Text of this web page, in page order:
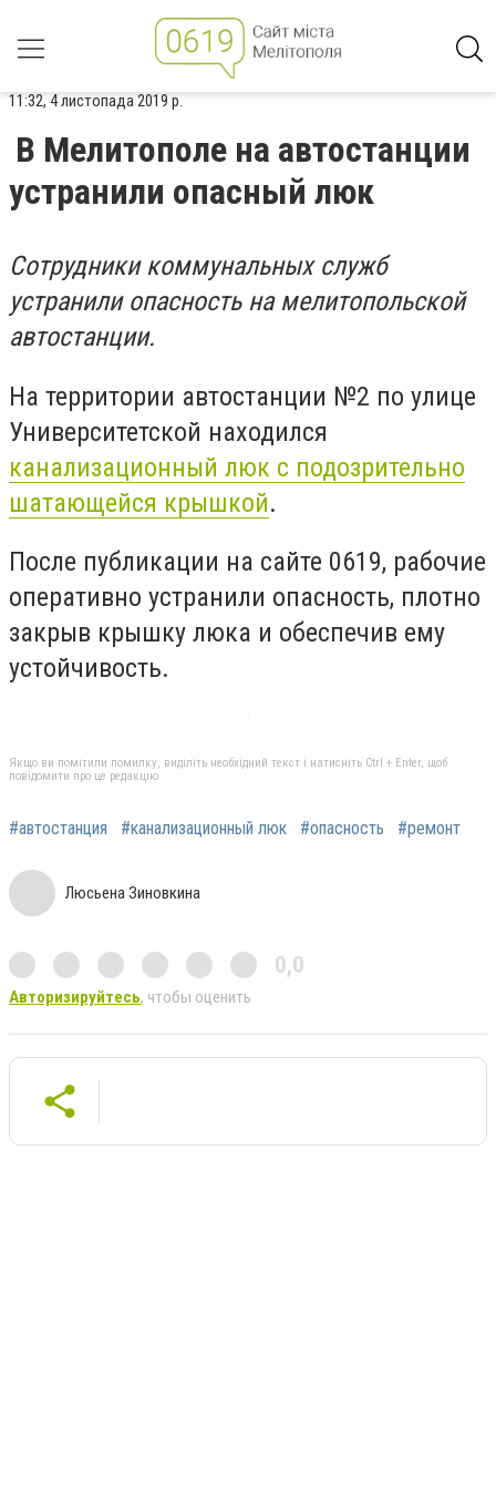
11:32, 4 листопада 2019 р.
В Мелитополе на автостанции
устранили опасный люк
Сотрудники коммунальных служб
устранили опасность на мелитопольской
автостанции.
На территории автостанции №2 по улице
Университетской находился
канализационный люк с подозрительно
шатающейся крышкой.
После публикации на сайте 0619, рабочие
оперативно устранили опасность, плотно
закрыв крышку люка и обеспечив ему
устойчивость.
Якщо ви помітили помилку, виділіть необхідний текст і натисніть Ctrl + Enter, щоб
повідомити про це редакцію
#автостанция #канализационный люк #опасность #ремонт
Люсьена Зиновкина
0,0
Авторизируйтесь, чтобы оценить